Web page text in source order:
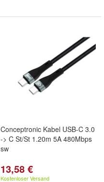
Conceptronic Kabel USB-C 3.0
-> C St/St 1.20m 5A 480Mbps
sw
13,58 €
Kostenloser Versand